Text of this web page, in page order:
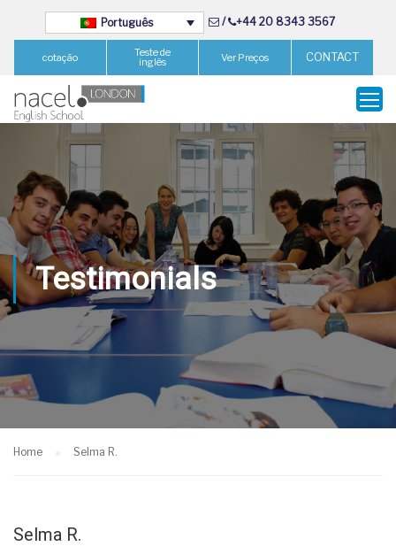
Português / +44 20 8343 3567
cotação Teste de
inglês Ver Preços CONTACT
Testimonials
Home Selma R.
Selma R.